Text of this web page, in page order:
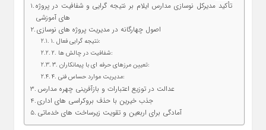
تأکید مدیرکل نوسازی مدارس ایلام بر نتیجه‌ گرایی و شفافیت در پروژه‌
های آموزشی
اصول چهارگانه در مدیریت پروژه‌ های نوسازی
۱. نتیجه‌ گرایی فعال:
۲. شفافیت در چالش‌ ها:
۳. تعیین مرزهای حرفه‌ ای با پیمانکاران:
۴. مدیریت موارد حساس فنی:
عدالت در توزیع اعتبارات و بازآفرینی چهره مدارس
جذب خیرین با حذف بروکراسی‌ های اداری
آمادگی برای اربعین و تقویت زیرساخت‌ های خدماتی